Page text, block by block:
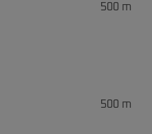
500 m
500 m